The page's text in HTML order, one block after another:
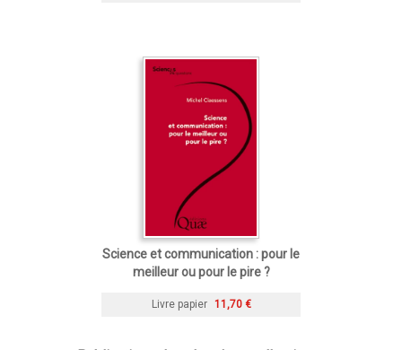
Science et communication : pour le
meilleur ou pour le pire ?
Livre papier 11,70 €